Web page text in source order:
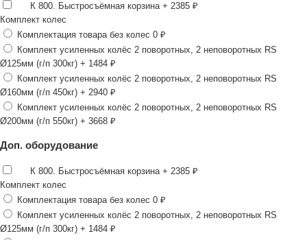
К 800. Быстросъёмная корзина + 2385 ₽
Комплект колес
Комплектация товара без колес 0 ₽
Комплект усиленных колёс 2 поворотных, 2 неповоротных RS
Ø125мм (г/п 300кг) + 1484 ₽
Комплект усиленных колёс 2 поворотных, 2 неповоротных RS
Ø160мм (г/п 450кг) + 2940 ₽
Комплект усиленных колёс 2 поворотных, 2 неповоротных RS
Ø200мм (г/п 550кг) + 3668 ₽
Доп. оборудование
К 800. Быстросъёмная корзина + 2385 ₽
Комплект колес
Комплектация товара без колес 0 ₽
Комплект усиленных колёс 2 поворотных, 2 неповоротных RS
Ø125мм (г/п 300кг) + 1484 ₽